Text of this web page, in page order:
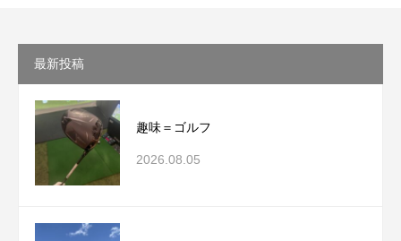
最新投稿
趣味＝ゴルフ
2026.08.05